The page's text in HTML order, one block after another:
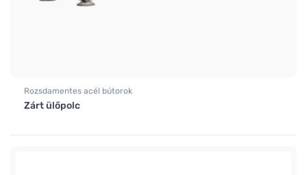
Rozsdamentes acél bútorok
Zárt ülőpolc